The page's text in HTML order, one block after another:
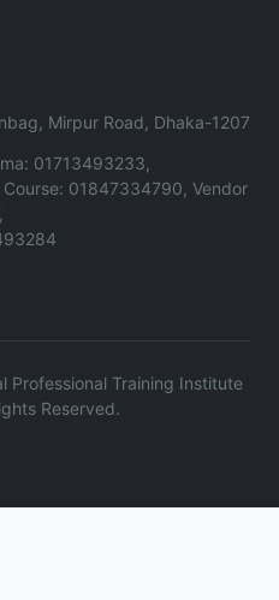
Mirpur Road, Dhaka-1207
01713493233,
01847334790, Vendor
Professional Training Institute
Reserved.